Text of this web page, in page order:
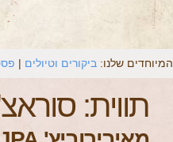
המיוחדים שלנו: ביקורים וטיולים
תווית: